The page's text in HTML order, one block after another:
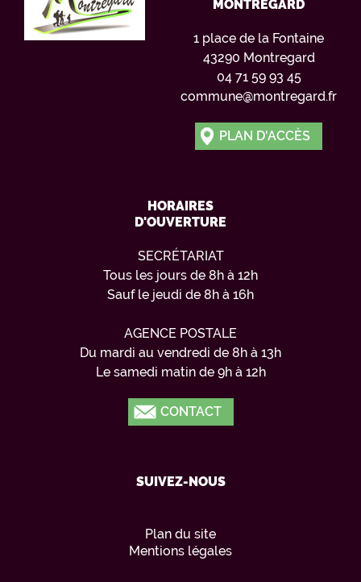
MONTREGARD
1 place de la Fontaine
43290 Montregard
04 71 59 93 45
commune@montregard.fr
PLAN D'ACCÈS
HORAIRES
D'OUVERTURE
SECRÉTARIAT
Tous les jours de 8h à 12h
Sauf le jeudi de 8h à 16h
AGENCE POSTALE
Du mardi au vendredi de 8h à 13h
Le samedi matin de 9h à 12h
CONTACT
SUIVEZ-NOUS
Plan du site
Mentions légales